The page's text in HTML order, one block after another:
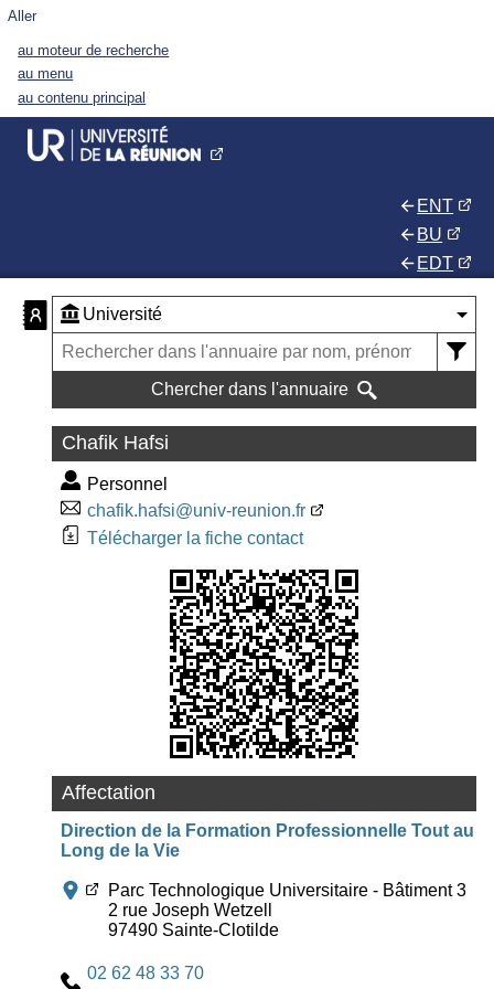
Aller
au moteur de recherche
au menu
au contenu principal
ENT
BU
EDT
Chercher dans l'annuaire
Chafik Hafsi
Personnel
chafik.hafsi@univ-reunion.fr
Télécharger la fiche contact
Affectation
Direction de la Formation Professionnelle Tout au
Long de la Vie
Parc Technologique Universitaire - Bâtiment 3
2 rue Joseph Wetzell
97490 Sainte-Clotilde
02 62 48 33 70